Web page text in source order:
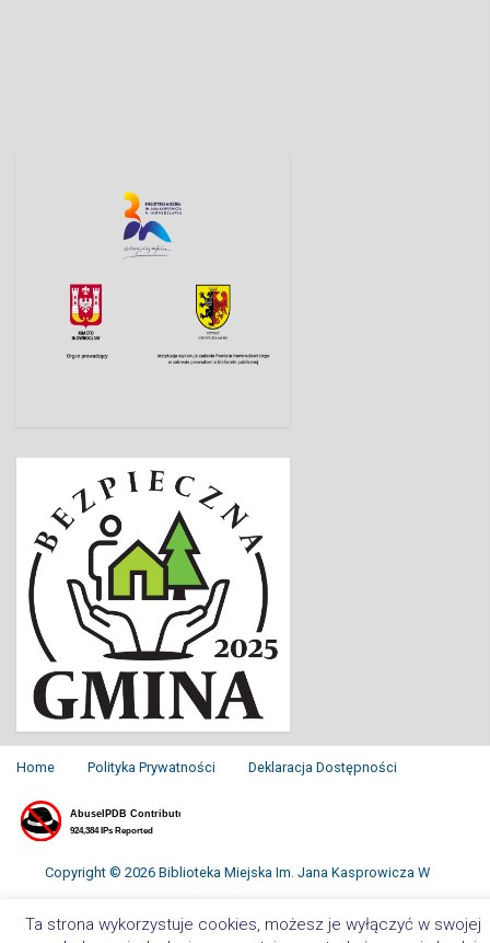
Home Polityka Prywatności Deklaracja Dostępności
Copyright © 2026 Biblioteka Miejska Im. Jana Kasprowicza W
Inowrocławiu. All Rights Reserved.
Ta strona wykorzystuje cookies, możesz je wyłączyć w swojej